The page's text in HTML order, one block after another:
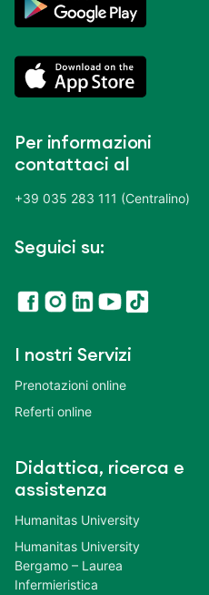
Per informazioni
contattaci al
+39 035 283 111 (Centralino)
Seguici su:
I nostri Servizi
Prenotazioni online
Referti online
Didattica, ricerca e
assistenza
Humanitas University
Humanitas University
Bergamo – Laurea
Infermieristica